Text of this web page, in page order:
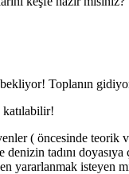
Toplanın
( öncesinde
tadını
yararlanmak isteyen